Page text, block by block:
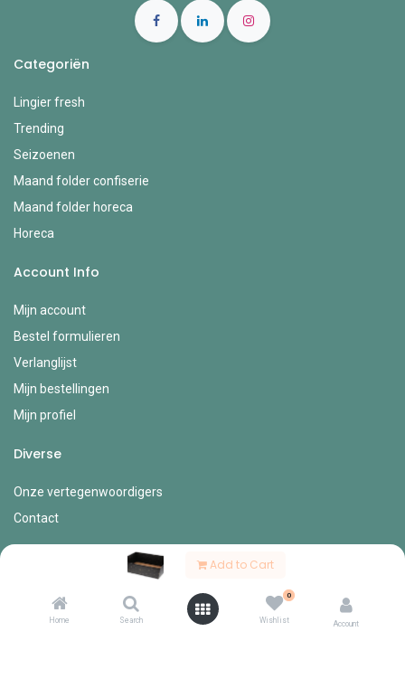
Add to Cart
Home Search
0
Wishlist Account
Categoriën
Lingier fresh
Trending
Seizoenen
Maand folder confiserie
Maand folder horeca
Horeca
Account Info
Mijn account
Bestel formulieren
Verlanglijst
Mijn bestellingen
Mijn profiel
Diverse
Onze vertegenwoordigers
Contact
Welkom bij Lingier, groothandel voor de betere bakkers-, speciaal-
en horecazaak.